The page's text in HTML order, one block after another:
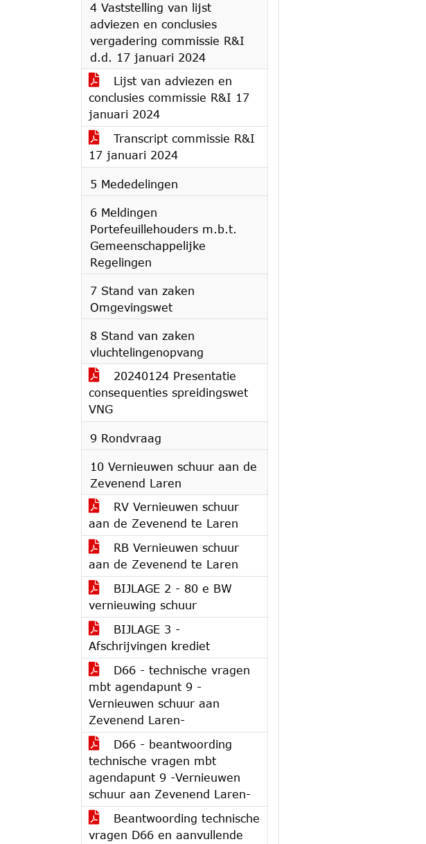
4 Vaststelling van lijst
adviezen en conclusies
vergadering commissie R&I
d.d. 17 januari 2024
Lijst van adviezen en
conclusies commissie R&I 17
januari 2024
Transcript commissie R&I
17 januari 2024
5 Mededelingen
6 Meldingen
Portefeuillehouders m.b.t.
Gemeenschappelijke
Regelingen
7 Stand van zaken
Omgevingswet
8 Stand van zaken
vluchtelingenopvang
20240124 Presentatie
consequenties spreidingswet
VNG
9 Rondvraag
10 Vernieuwen schuur aan de
Zevenend Laren
RV Vernieuwen schuur
aan de Zevenend te Laren
RB Vernieuwen schuur
aan de Zevenend te Laren
BIJLAGE 2 - 80 e BW
vernieuwing schuur
BIJLAGE 3 -
Afschrijvingen krediet
D66 - technische vragen
mbt agendapunt 9 -
Vernieuwen schuur aan
Zevenend Laren-
D66 - beantwoording
technische vragen mbt
agendapunt 9 -Vernieuwen
schuur aan Zevenend Laren-
Beantwoording technische
vragen D66 en aanvullende